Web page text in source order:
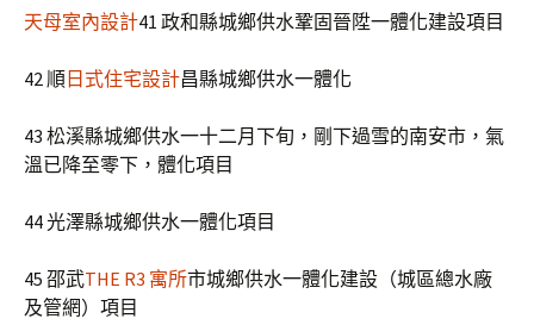
天母室內設計41 政和縣城鄉供水鞏固晉陞一體化建設項目
42 順 日式住宅設計昌縣城鄉供水一體化
43 松溪縣城鄉供水一十二月下旬，剛下過雪的南安市，氣
溫已降至零下，體化項目
44 光澤縣城鄉供水一體化項目
45 邵武THE R3 寓所市城鄉供水一體化建設（城區總水廠
及管網）項目